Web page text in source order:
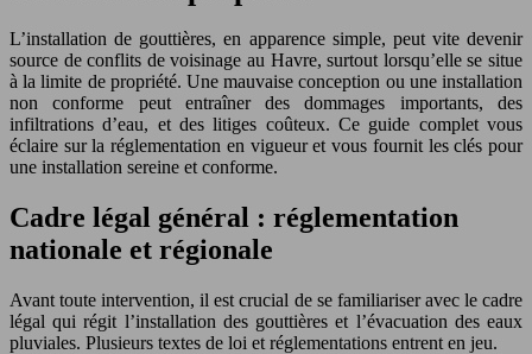
L’installation de gouttières, en apparence simple, peut vite devenir
source de conflits de voisinage au Havre, surtout lorsqu’elle se situe
à la limite de propriété. Une mauvaise conception ou une installation
non conforme peut entraîner des dommages importants, des
infiltrations d’eau, et des litiges coûteux. Ce guide complet vous
éclaire sur la réglementation en vigueur et vous fournit les clés pour
une installation sereine et conforme.
Cadre légal général : réglementation
nationale et régionale
Avant toute intervention, il est crucial de se familiariser avec le cadre
légal qui régit l’installation des gouttières et l’évacuation des eaux
pluviales. Plusieurs textes de loi et réglementations entrent en jeu.